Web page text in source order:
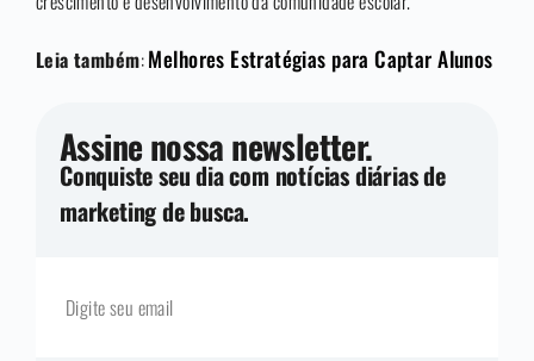
Leia também:Melhores Estratégias para Captar Alunos
Assine nossa newsletter.
Conquiste seu dia com notícias diárias de
marketing de busca.